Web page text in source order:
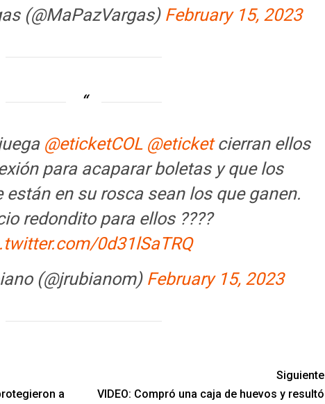
(@MaPazVargas) February 15, 2023
@eticketCOL @eticketcierran ellos
para acaparar boletas y que los
están en su rosca sean los que ganen.
redondito para ellos ????
0d31lSaTRQ
(@jrubianom) February 15, 2023
a
Siguiente
VIDEO: Compró una caja de huevos y resultó